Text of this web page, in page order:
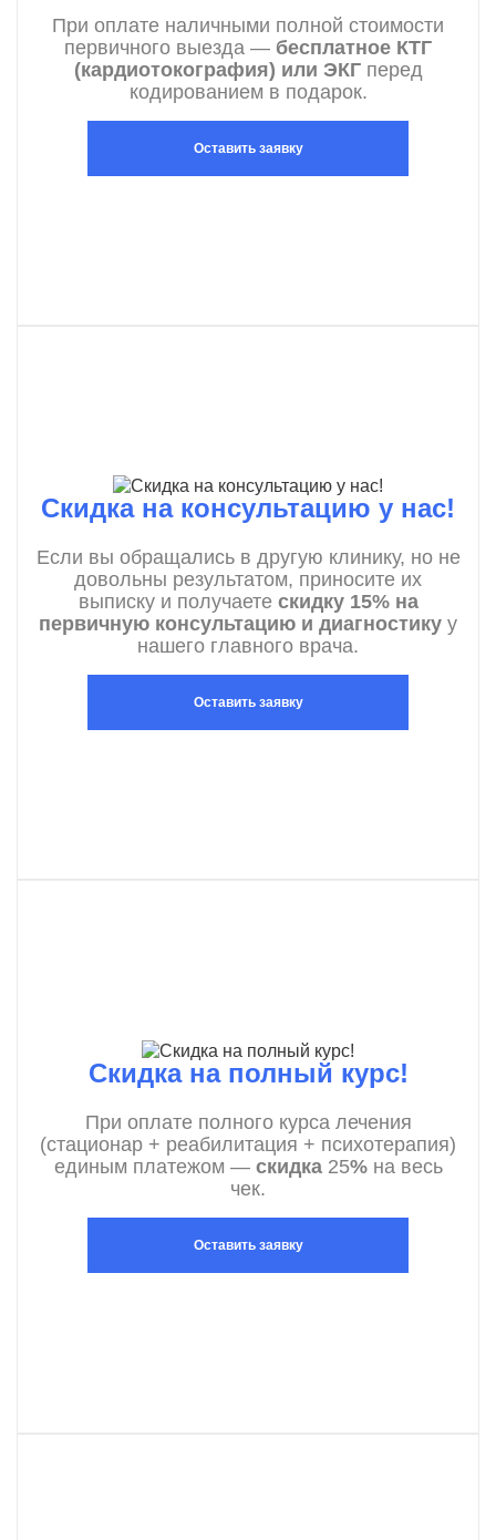
При оплате наличными полной стоимости
первичного выезда — бесплатное КТГ
(кардиотокография) или ЭКГперед
кодированием в подарок.
Оставить заявку
Скидка на консультацию у нас!
Если вы обращались в другую клинику, но не
довольны результатом, приносите их
выписку и получаете скидку 15% на
первичную консультацию и диагностику у
нашего главного врача.
Оставить заявку
Скидка на полный курс!
При оплате полного курса лечения
(стационар + реабилитация + психотерапия)
единым платежом — скидка 25%на весь
чек.
Оставить заявку